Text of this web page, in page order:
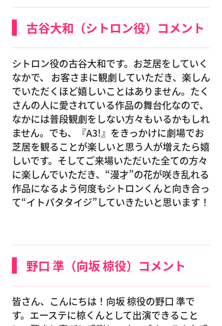
古谷大和（シトロン役）コメント
シトロン役の古谷大和です。お芝居をしていく
なかで、 お客さまに観劇していただき、楽しん
でいただくほど嬉しいことはありません。たく
さんの人に愛されている作品の舞台化なので、
なかには普段観劇をしない方々もいるかもしれ
ません。でも、『A3!』をきっかけに劇場でお
芝居を観ることが楽しいと思う人が増えたら嬉
しいです。そしてご来場いただいた全ての方々
に楽しんでいただき、“漫才”の花が咲き乱れる
作品になるよう何度もシトロンくんと向き合っ
て“イトパタタイジ”していきたいと思います！
野口 準（向坂 椋役）コメント
皆さん、こんにちは！向坂 椋役の野口 準で
す。エーステに椋くんとして出演できること